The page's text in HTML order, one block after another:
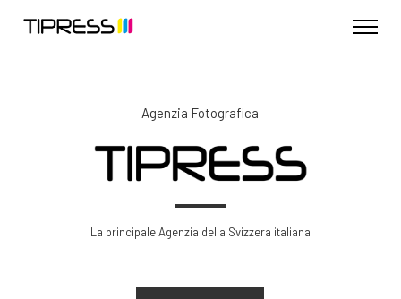
La principale Agenzia della Svizzera italiana
Agenzia Fotografica